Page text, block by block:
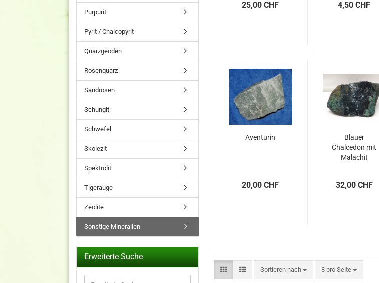
25,00 CHF 4,50 CHF
Aventurin
20,00 CHF
Blauer
Chalcedon mit
Malachit
32,00 CHF
Sortieren nach
Sortieren nach 8 pro Seite
pro Seite
Purpurit
Pyrit / Chalcopyrit
Quarzgeoden
Rosenquarz
Sandrosen
Schungit
Schwefel
Skolezit
Spektrolit
Tigerauge
Zeolite
Sonstige Mineralien
Erweiterte Suche